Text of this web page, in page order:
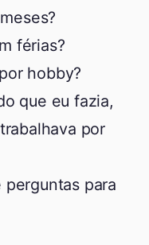
férias?
hobby?
que eu fazia,
por
perguntas para